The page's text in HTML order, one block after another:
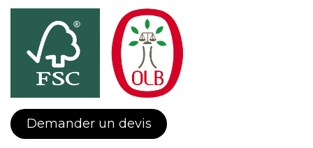
Demander un devis